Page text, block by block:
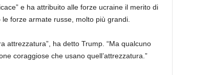
e ha attribuito alle forze ucraine il merito di
forze armate russe, molto più grandi.
attrezzatura”, ha detto Trump. “Ma qualcuno
coraggiose che usano quell’attrezzatura.”